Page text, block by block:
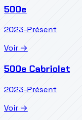
500e
2023-Présent
Voir →
500e Cabriolet
2023-Présent
Voir →